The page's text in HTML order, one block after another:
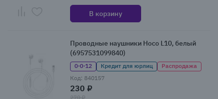
В корзину
Проводные наушники Hoco L10, белый
(6957531099840)
0·0·12 Кредит для юрлиц
Распродажа
Код: 840157
230 ₽
270 ₽